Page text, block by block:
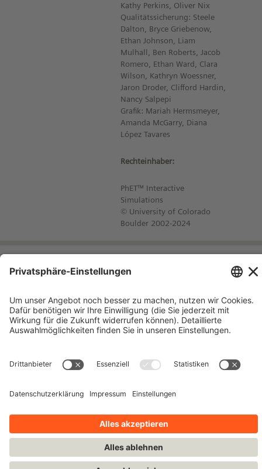
Kathy Perkins, Oliver Nix
Qualitätssicherung: Steele
Dalton, Bryce Griebenow,
Ethan Johnson, Liam
Mulhall, Ben Roberts, Jacob
Romero, Ethan Ward, Clara
Wilson, Kathryn Woessner,
Jaron Droder, Clifford Hardin,
Nancy Salpepi
Grafik: Mariah Hermsmeyer,
Amanda McGarry, Diana
López Tavares
Rechteinhaber:
PhET™ Interactive
Simulations
© University of Colorado
Boulder 2002-2024
Kontakt